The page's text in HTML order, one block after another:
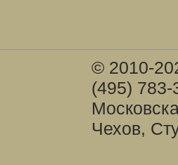
© 2010-
(495)
Чехов,